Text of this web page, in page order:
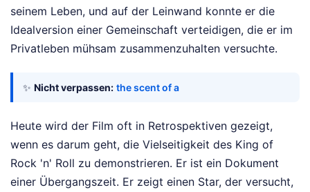
seinem Leben, und auf der Leinwand konnte er die
Idealversion einer Gemeinschaft verteidigen, die er im
Privatleben mühsam zusammenzuhalten versuchte.
✨ Nicht verpassen: the scent of a
Heute wird der Film oft in Retrospektiven gezeigt,
wenn es darum geht, die Vielseitigkeit des King of
Rock 'n' Roll zu demonstrieren. Er ist ein Dokument
einer Übergangszeit. Er zeigt einen Star, der versucht,